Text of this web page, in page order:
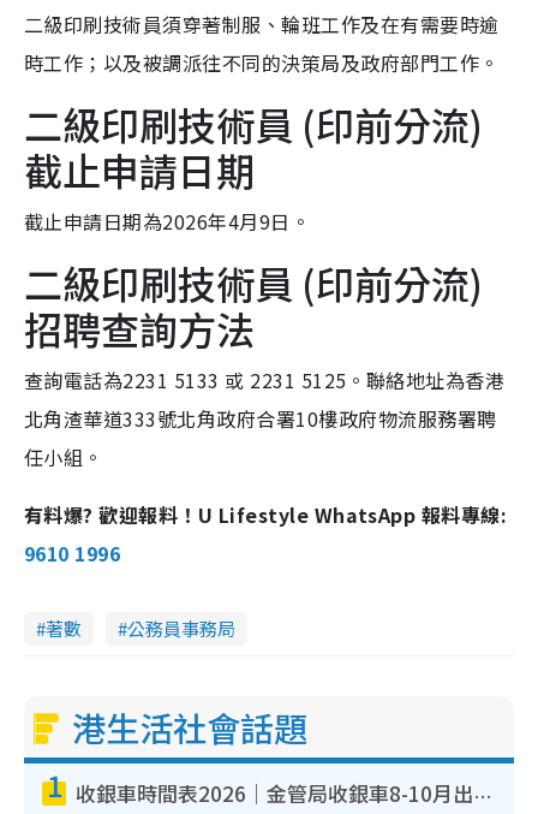
二級印刷技術員須穿著制服、輪班工作及在有需要時逾
時工作；以及被調派往不同的決策局及政府部門工作。
二級印刷技術員 (印前分流)
截止申請日期
截止申請日期為2026年4月9日。
二級印刷技術員 (印前分流)
招聘查詢方法
查詢電話為2231 5133 或 2231 5125。聯絡地址為香港
北角渣華道333號北角政府合署10樓政府物流服務署聘
任小組。
有料爆? 歡迎報料！U Lifestyle WhatsApp 報料專線:
9610 1996
著數 公務員事務局
港生活社會話題
1 收銀車時間表2026｜金管局收銀車8-10月出沒地點+時間！無須手續費！硬幣免費轉現鈔或增值至八達通